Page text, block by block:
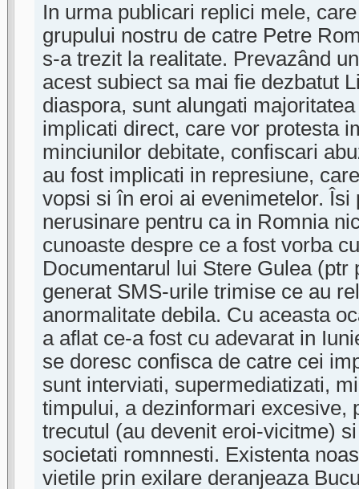
In urma publicari replici mele,
grupului nostru de catre Petre
s-a trezit la realitate. Prevazând
acest subiect sa mai fie dezbatut
diaspora, sunt alungati
implicati direct, care vor protesta
minciunilor debitate, confiscari
au fost implicati in represiune,
vopsi si în eroi ai evenimetelor. Îsi
nerusinare pentru ca in Romnia
cunoaste despre ce a fost vorba
Documentarul lui Stere Gulea (ptr
generat SMS-urile trimise ce au
anormalitate debila. Cu aceasta
a aflat ce-a fost cu adevarat in
se doresc confisca de catre cei
sunt interviati, supermediatizati,
timpului, a dezinformari excesive,
trecutul (au devenit eroi-vicitme)
societati romnnesti. Existenta
vietile prin exilare deranjeaza